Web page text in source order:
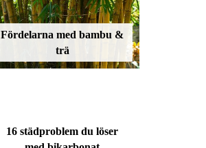
Fördelarna med bambu &
trä
16 städproblem du löser